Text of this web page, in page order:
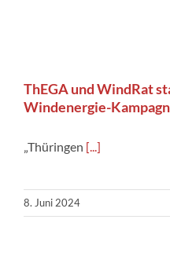
ThEGA und WindRat
Windenergie-
„Thüringen [...]
8. Juni 2024